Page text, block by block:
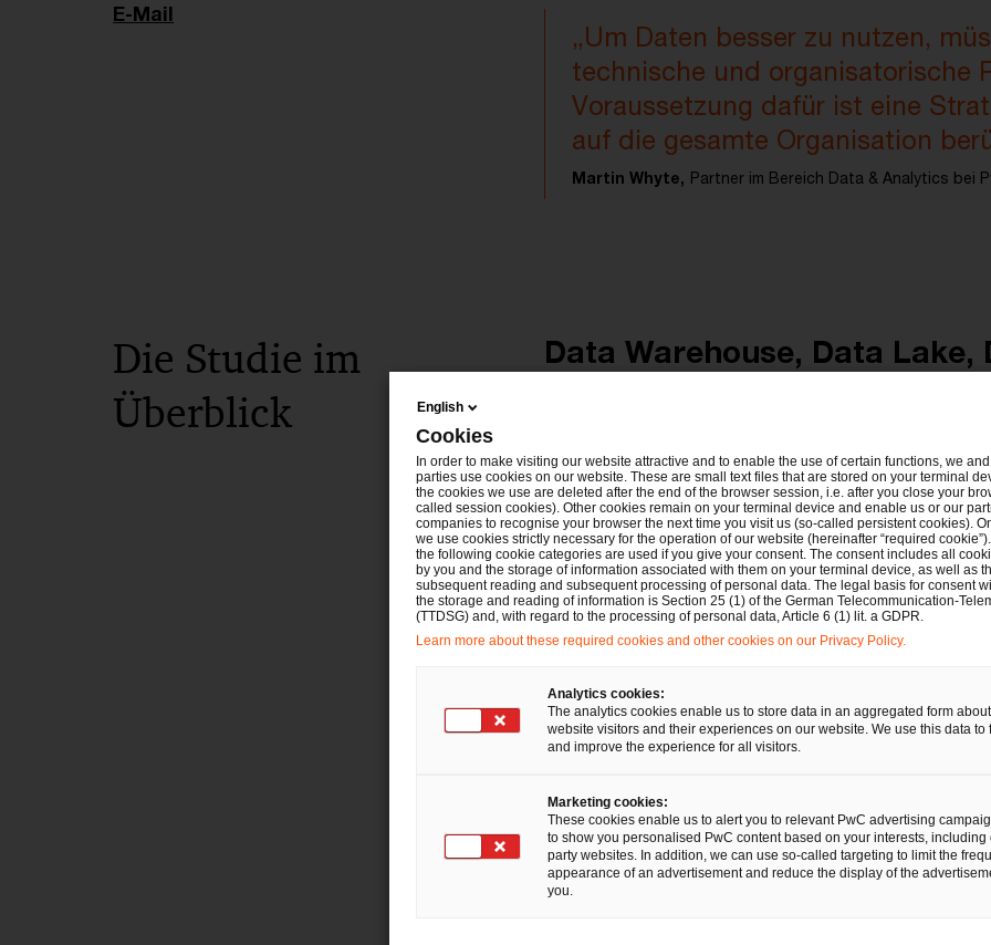
E-Mail
„Um Daten besser zu nutzen,
technische und organisatorische
Voraussetzung dafür ist eine
auf die gesamte Organisation
Martin Whyte, Partner im Bereich Data & Analytics bei
Die Studie im
Überblick
Data Warehouse, Data Lake,
Die technische Infrastruktur und die
Umgang mit Daten stehen vor der nächsten
haben Unternehmen Daten für analytische
– sogenannten Data Warehouses. Als Reaktion
Datenbestände trat das Konzept der Data
Daten ausgelegt und wird häufig parallel zu
als Data Lakehouse, betrieben.
Mit der steigenden Zahl vielversprechender
Lösungen zeigen sich die Schwächen
Drei Grundsätze für einen
Analytics
English
Cookies
In order to make visiting our website attractive and to enable the use of certain functions, we
parties use cookies on our website. These are small text files that are stored on your terminal
the cookies we use are deleted after the end of the browser session, i.e. after you close your
called session cookies). Other cookies remain on your terminal device and enable us or our
companies to recognise your browser the next time you visit us (so-called persistent cookies).
we use cookies strictly necessary for the operation of our website (hereinafter “required
the following cookie categories are used if you give your consent. The consent includes all
by you and the storage of information associated with them on your terminal device, as well as
subsequent reading and subsequent processing of personal data. The legal basis for consent
the storage and reading of information is Section 25 (1) of the German Telecommunication-
(TTDSG) and, with regard to the processing of personal data, Article 6 (1) lit. a GDPR.
Learn more about these required cookies and other cookies on our Privacy Policy.
Analytics cookies:
The analytics cookies enable us to store data in an aggregated form
website visitors and their experiences on our website. We use this data to
and improve the experience for all visitors.
Marketing cookies:
These cookies enable us to alert you to relevant PwC advertising
to show you personalised PwC content based on your interests, including
party websites. In addition, we can use so-called targeting to limit the
appearance of an advertisement and reduce the display of the
you.